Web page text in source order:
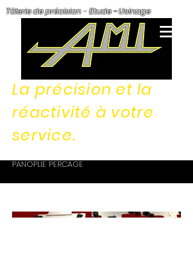
Tôlerie de précision-Etude - Usinage
La précision et la
réactivité à votre
service.
PANOPLIE PERCAGE